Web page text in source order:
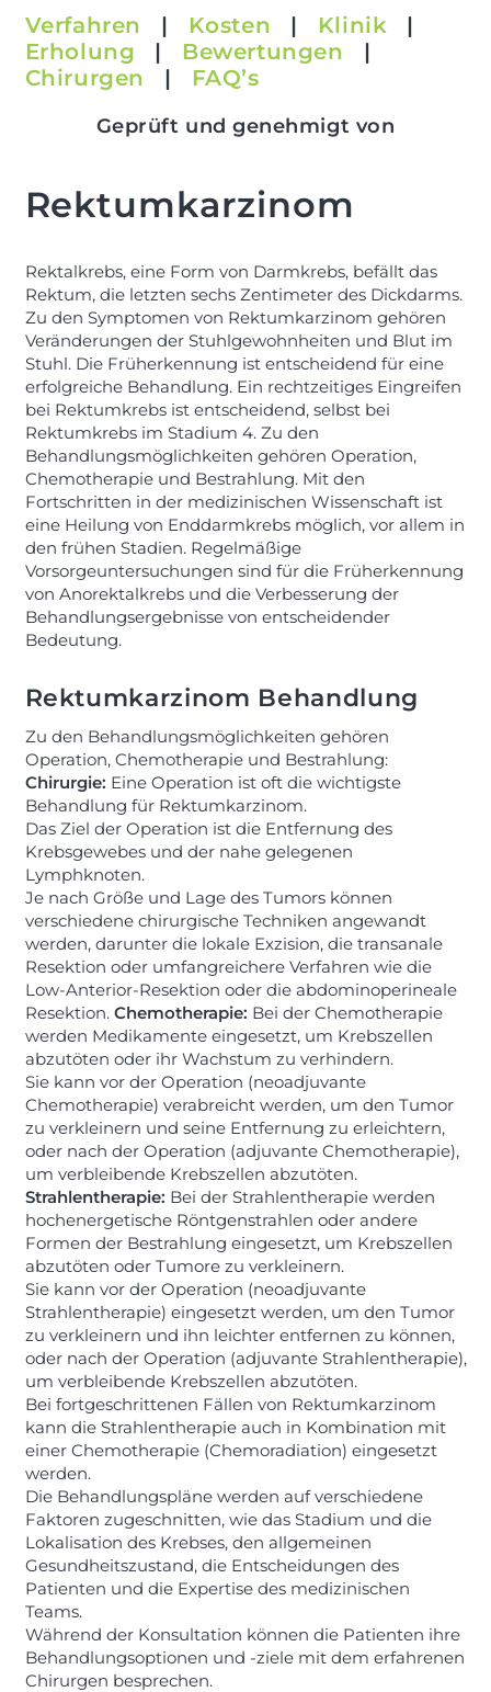
Verfahren | Kosten | Klinik
|
Erholung
| Bewertungen
|
Chirurgen
| FAQ’s
Geprüft und genehmigt von
Rektumkarzinom
Rektalkrebs, eine Form von Darmkrebs, befällt das
Rektum, die letzten sechs Zentimeter des Dickdarms.
Zu den Symptomen von Rektumkarzinom gehören
Veränderungen der Stuhlgewohnheiten und Blut im
Stuhl. Die Früherkennung ist entscheidend für eine
erfolgreiche Behandlung. Ein rechtzeitiges Eingreifen
bei Rektumkrebs ist entscheidend, selbst bei
Rektumkrebs im Stadium 4. Zu den
Behandlungsmöglichkeiten gehören Operation,
Chemotherapie und Bestrahlung. Mit den
Fortschritten in der medizinischen Wissenschaft ist
eine Heilung von Enddarmkrebs möglich, vor allem in
den frühen Stadien. Regelmäßige
Vorsorgeuntersuchungen sind für die Früherkennung
von Anorektalkrebs und die Verbesserung der
Behandlungsergebnisse von entscheidender
Bedeutung.
Rektumkarzinom Behandlung
Zu den Behandlungsmöglichkeiten gehören
Operation, Chemotherapie und Bestrahlung:
Chirurgie: Eine Operation ist oft die wichtigste
Behandlung für Rektumkarzinom.
Das Ziel der Operation ist die Entfernung des
Krebsgewebes und der nahe gelegenen
Lymphknoten.
Je nach Größe und Lage des Tumors können
verschiedene chirurgische Techniken angewandt
werden, darunter die lokale Exzision, die transanale
Resektion oder umfangreichere Verfahren wie die
Low-Anterior-Resektion oder die abdominoperineale
Resektion. Chemotherapie: Bei der Chemotherapie
werden Medikamente eingesetzt, um Krebszellen
abzutöten oder ihr Wachstum zu verhindern.
Sie kann vor der Operation (neoadjuvante
Chemotherapie) verabreicht werden, um den Tumor
zu verkleinern und seine Entfernung zu erleichtern,
oder nach der Operation (adjuvante Chemotherapie),
um verbleibende Krebszellen abzutöten.
Strahlentherapie: Bei der Strahlentherapie werden
hochenergetische Röntgenstrahlen oder andere
Formen der Bestrahlung eingesetzt, um Krebszellen
abzutöten oder Tumore zu verkleinern.
Sie kann vor der Operation (neoadjuvante
Strahlentherapie) eingesetzt werden, um den Tumor
zu verkleinern und ihn leichter entfernen zu können,
oder nach der Operation (adjuvante Strahlentherapie),
um verbleibende Krebszellen abzutöten.
Bei fortgeschrittenen Fällen von Rektumkarzinom
kann die Strahlentherapie auch in Kombination mit
einer Chemotherapie (Chemoradiation) eingesetzt
werden.
Die Behandlungspläne werden auf verschiedene
Faktoren zugeschnitten, wie das Stadium und die
Lokalisation des Krebses, den allgemeinen
Gesundheitszustand, die Entscheidungen des
Patienten und die Expertise des medizinischen
Teams.
Während der Konsultation können die Patienten ihre
Behandlungsoptionen und -ziele mit dem erfahrenen
Chirurgen besprechen.